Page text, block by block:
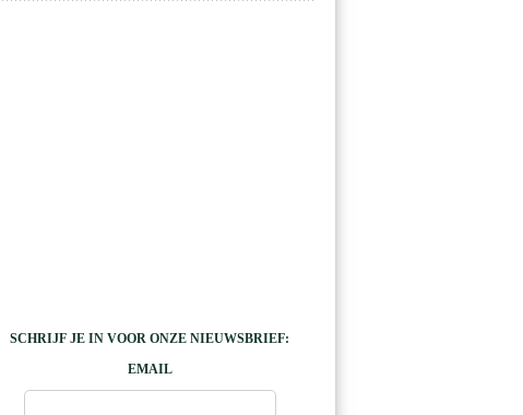
SCHRIJF JE IN VOOR ONZE NIEUWSBRIEF:
EMAIL